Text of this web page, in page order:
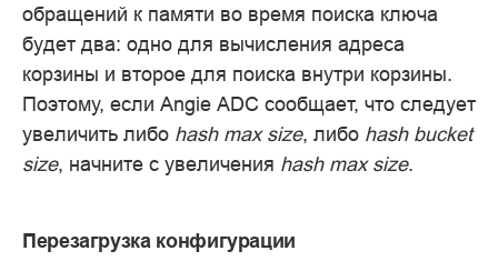
обращений к памяти во время поиска ключа
будет два: одно для вычисления адреса
корзины и второе для поиска внутри корзины.
Поэтому, если Angie ADC сообщает, что следует
увеличить либо hash max size, либо hash bucket
size, начните с увеличения hash max size.
Перезагрузка конфигурации